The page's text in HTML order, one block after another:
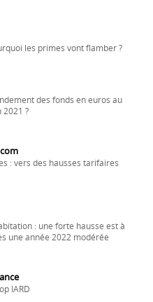
les primes vont flamber ?
des fonds en euros au
2021 ?
: vers des hausses tarifaires
: une forte hausse est à
une année 2022 modérée
IARD